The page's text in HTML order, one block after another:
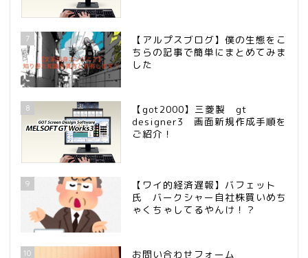
7
【アルプスブログ】僕の生態をこ
ちらの記事で簡単にまとめてみま
した
8
【got2000】三菱製 gt
designer3 画面新規作成手順を
ご紹介！
9
【ワイ的経済遅報】バフェット
氏 バークシャー自社株買いめち
ゃくちゃしてるやんけ！？
10 お問い合わせフォーム